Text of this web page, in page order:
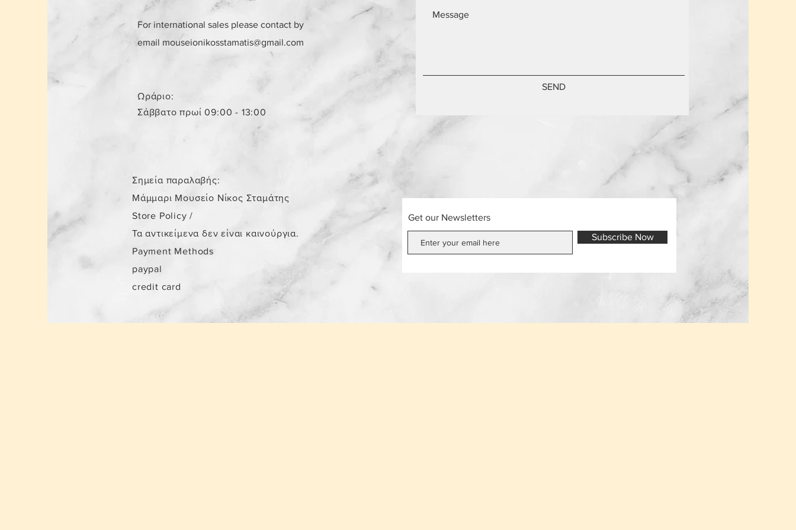
For international sales please contact by
email mouseionikosstamatis@gmail.com
Ωράριο:
Σάββατο πρωί 09:00 - 13:00
Σημεία παραλαβής:
Μάμμαρι Μουσείο Νίκος Σταμάτης
Store Policy/
Τα αντικείμενα δεν είναι καινούργια.
Payment Methods
paypal
credit card
SEND
Get our Newsletters
Subscribe Now